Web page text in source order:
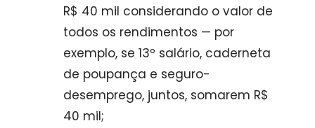
R$ 40 mil considerando o valor de
todos os rendimentos — por
exemplo, se 13º salário, caderneta
de poupança e seguro-
desemprego, juntos, somarem R$
40 mil;